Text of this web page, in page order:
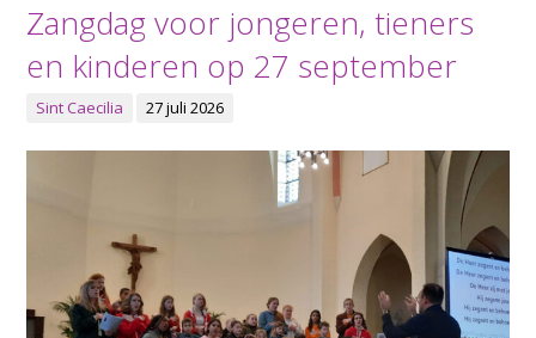
Zangdag voor jongeren, tieners
en kinderen op 27 september
Sint Caecilia 27 juli 2026